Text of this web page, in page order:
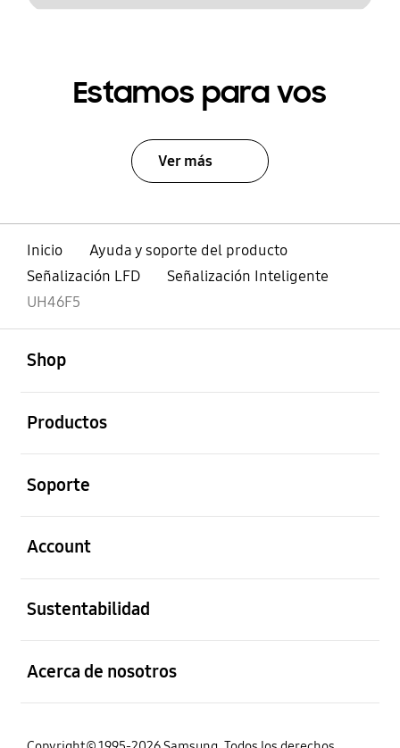
Estamos para vos
Ver más
Inicio
Ayuda y soporte del producto
Señalización LFD
Señalización Inteligente
UH46F5
Shop
Productos
Soporte
Account
Sustentabilidad
Acerca de nosotros